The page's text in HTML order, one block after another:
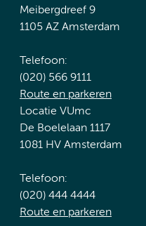
Meibergdreef 9
1105 AZ Amsterdam
Telefoon:
(020) 566 9111
Route en parkeren
Locatie VUmc
De Boelelaan 1117
1081 HV Amsterdam
Telefoon:
(020) 444 4444
Route en parkeren